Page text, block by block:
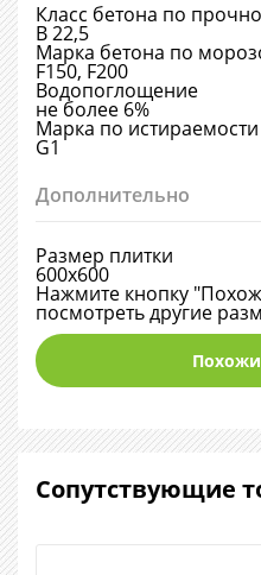
Класс бетона по
В 22,5
Марка бетона по
F150, F200
Водопоглощение
не более 6%
Марка по истираемости
G1
Дополнительно
Размер плитки
600х600
Нажмите кнопку
посмотреть другие
Сопутствующие